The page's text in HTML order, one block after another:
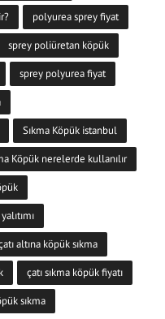
polyurea sprey fiyat
sprey poliüretan köpük
sprey polyurea fiyat
Sıkma Köpük istanbul
Köpük nerelerde kullanılır
altına köpük sıkma
çatı sıkma köpük fiyatı
sıkma